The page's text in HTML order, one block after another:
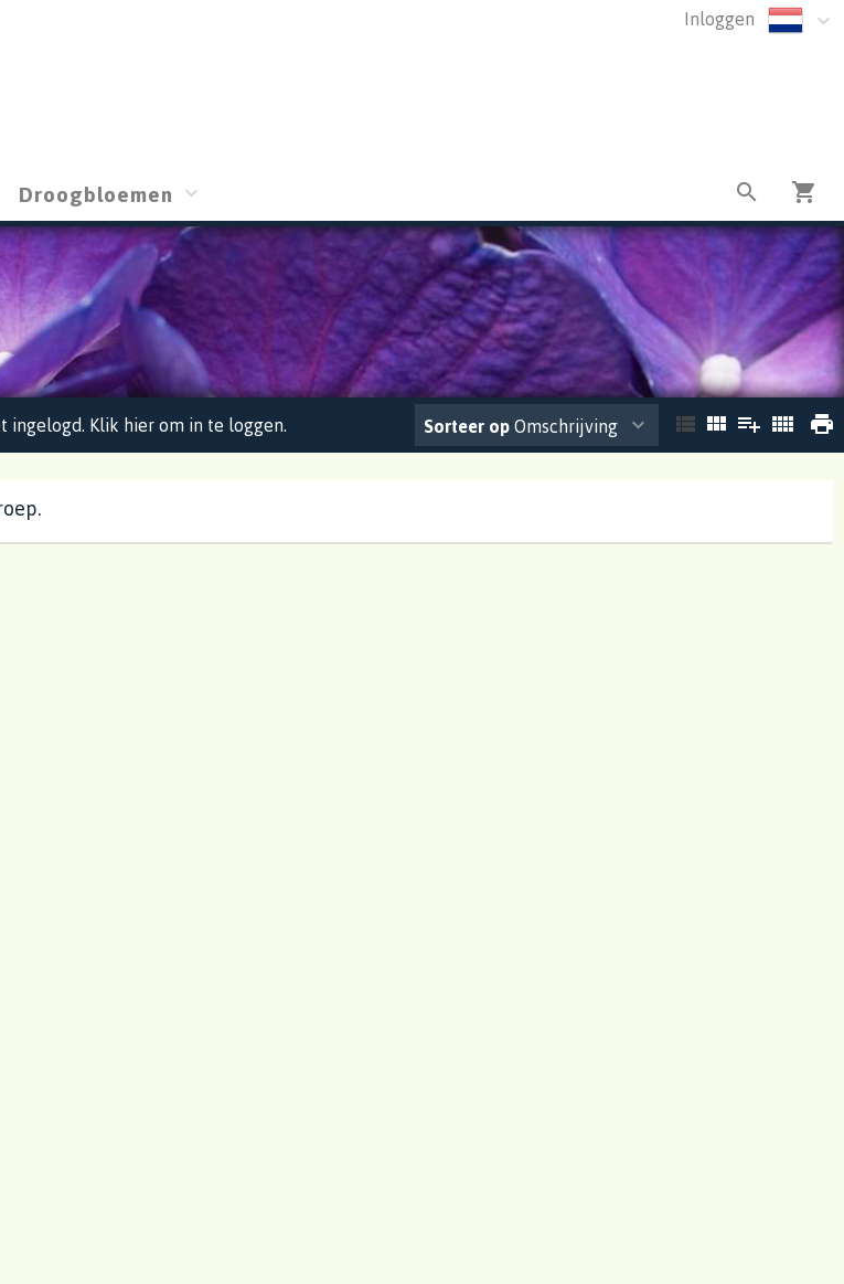
Inloggen
Droogbloemen
ingelogd. Klik hier om in te loggen. Sorteer op Omschrijving